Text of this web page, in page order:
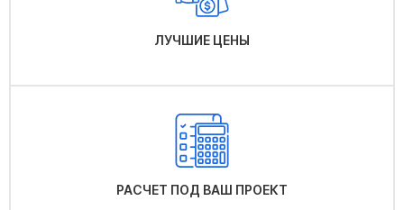
ЛУЧШИЕ ЦЕНЫ
РАСЧЕТ ПОД ВАШ ПРОЕКТ